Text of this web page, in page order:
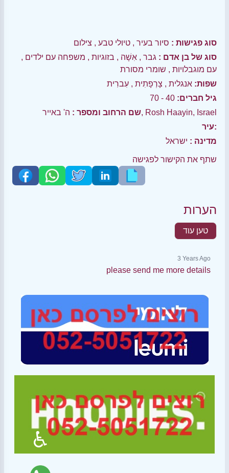
סוג פגישות : סיור בעיר , טיולי טבע , צילום
סוג של בן אדם : גבר , אִשָׁה , בזוגיות , משפחה עם ילדים ,
עם מוגבלויות , שומרי מסורת
שפות: אנגלית , צָרְפָתִית , עִברִית
גיל חברים: 40 - 70
שם הרחוב ומספר :ה' באייר, Rosh Haayin, Israel
עיר:
מדינה : ישראל
שתף את הקישור לפגישה
הערות
טען עוד
3 Years Ago
please send me more details
♿